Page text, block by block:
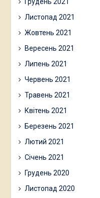
Листопад 2021
Жовтень 2021
Вересень 2021
Липень 2021
Червень 2021
Травень 2021
Квітень 2021
Березень 2021
Лютий 2021
Січень 2021
Грудень 2020
Листопад 2020